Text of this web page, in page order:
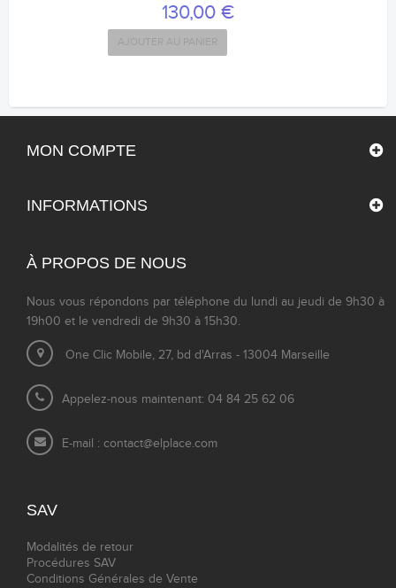
130,00 €
AJOUTER AU PANIER
MON COMPTE
INFORMATIONS
À PROPOS DE NOUS
Nous vous répondons par téléphone du lundi au jeudi de 9h30 à
19h00 et le vendredi de 9h30 à 15h30.
One Clic Mobile, 27, bd d'Arras - 13004 Marseille
Appelez-nous maintenant: 04 84 25 62 06
E-mail : contact@elplace.com
SAV
Modalités de retour
Procédures SAV
Conditions Générales de Vente